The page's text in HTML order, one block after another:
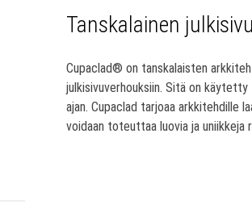
Tanskalainen
Cupaclad® on tanskalaisten
julkisivuverhouksiin. Sitä on käytetty
ajan. Cupaclad tarjoaa arkkitehdille
voidaan toteuttaa luovia ja uniikkeja